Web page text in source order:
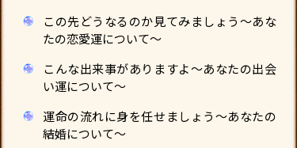
この先どうなるのか見てみましょう〜あな
たの恋愛運について〜
こんな出来事がありますよ〜あなたの出会
い運について〜
運命の流れに身を任せましょう〜あなたの
結婚について〜